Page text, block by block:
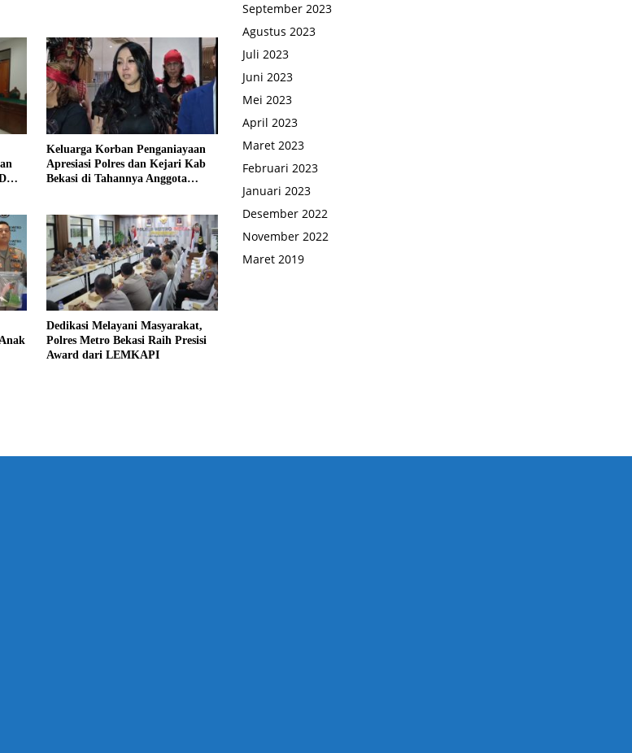
Keluarga Korban Penganiayaan
Apresiasi Polres dan Kejari Kab
Bekasi di Tahannya Anggota
Dedikasi Melayani Masyarakat,
Polres Metro Bekasi Raih Presisi
Award dari LEMKAPI
September 2023
Agustus 2023
Juli 2023
Juni 2023
Mei 2023
April 2023
Maret 2023
Februari 2023
Januari 2023
Desember 2022
November 2022
Maret 2019